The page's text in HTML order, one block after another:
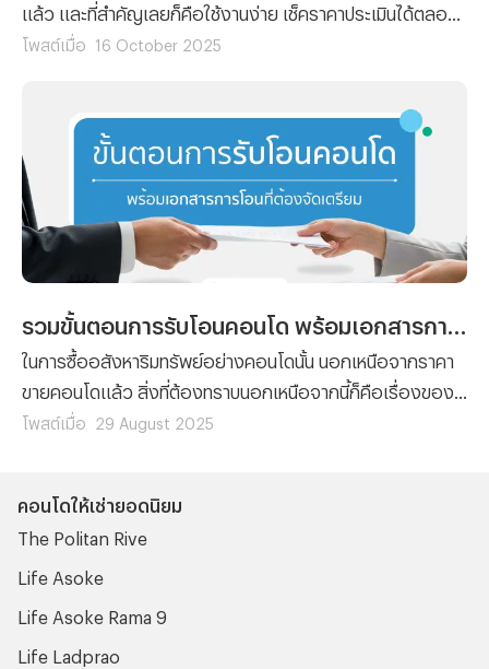
แล้ว และที่สำคัญเลยก็คือใช้งานง่าย เช็คราคาประเมินได้ตลอด
24 ชั่วโมง โดยที่ไม่ต้องเสียเวลาและค่าเดินทางไปยังกรมที่ดิน
โพสต์เมื่อ 16 October 2025
ในการซื้ออสังหาริมทรัพย์อย่างคอนโดนั้น นอกเหนือจากราคา
ขายคอนโดแล้ว สิ่งที่ต้องทราบนอกเหนือจากนี้ก็คือเรื่องของ
ขั้นตอนต่างๆ ที่ผู้ซื้อทุกรายจะต้องทำความเข้าใจ เพราะไม่ว่าจะ
คอนโด คือเรื่องที่จะสร้างความปวดหัวไม่น้อยสำหรับใครที่ไม่
เคยทำความเข้าใจมาก่อน
โพสต์เมื่อ 29 August 2025
คอนโดให้เช่ายอดนิยม
The Politan Rive
Life Asoke
Life Asoke Rama 9
Life Ladprao